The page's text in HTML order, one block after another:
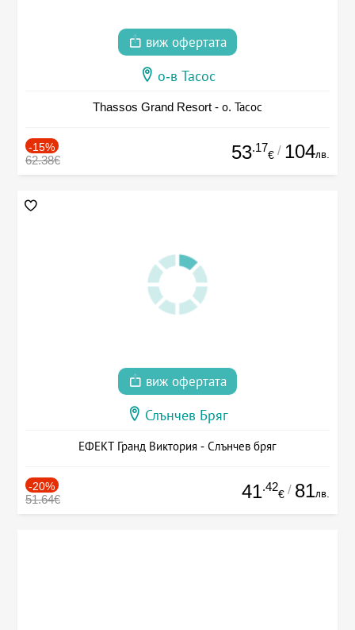
виж офертата
о-в Тасос
Thassos Grand Resort - о. Тасос
-15%
62.38€ 53.17
€ / 104лв.
виж офертата
Слънчев Бряг
ЕФЕКТ Гранд Виктория - Слънчев бряг
-20%
51.64€ 41.42
€ / 81лв.